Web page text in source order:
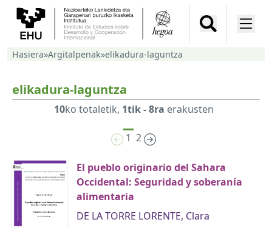
Hasiera»Argitalpenak»elikadura-laguntza
elikadura-laguntza
10ko totaletik, 1tik - 8ra erakusten
1 2
El pueblo originario del Sahara
Occidental: Seguridad y soberanía
alimentaria
DE LA TORRE LORENTE, Clara